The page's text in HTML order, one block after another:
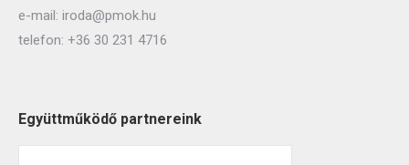
e-mail: iroda@pmok.hu
telefon: +36 30 231 4716
Együttműködő partnereink